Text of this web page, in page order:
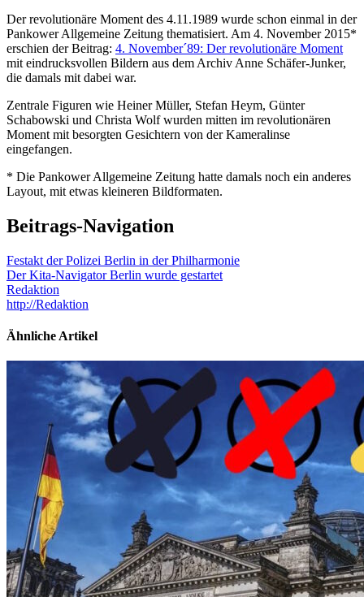
Der revolutionäre Moment des 4.11.1989 wurde schon einmal in der
Pankower Allgemeine Zeitung thematisiert. Am 4. November 2015*
erschien der Beitrag: 4. November´89: Der revolutionäre Moment
mit eindrucksvollen Bildern aus dem Archiv Anne Schäfer-Junker,
die damals mit dabei war.
Zentrale Figuren wie Heiner Müller, Stefan Heym, Günter
Schabowski und Christa Wolf wurden mitten im revolutionären
Moment mit besorgten Gesichtern von der Kameralinse
eingefangen.
* Die Pankower Allgemeine Zeitung hatte damals noch ein anderes
Layout, mit etwas kleineren Bildformaten.
Beitrags-Navigation
Festakt der Polizei Berlin in der Philharmonie
Der Kita-Navigator Berlin wurde gestartet
Redaktion
http://Redaktion
Ähnliche Artikel